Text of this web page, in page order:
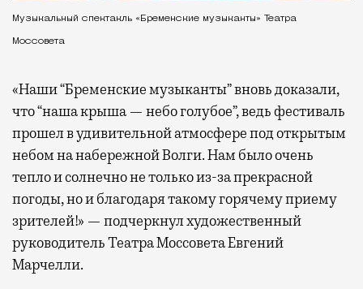
Музыкальный спектакль «Бременские музыканты» Театра
Моссовета
«Наши “Бременские музыканты” вновь доказали,
что “наша крыша — небо голубое”, ведь фестиваль
прошел в удивительной атмосфере под открытым
небом на набережной Волги. Нам было очень
тепло и солнечно не только из-за прекрасной
погоды, но и благодаря такому горячему приему
зрителей!» — подчеркнул художественный
руководитель Театра Моссовета Евгений
Марчелли.